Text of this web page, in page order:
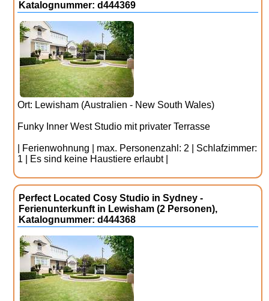
Katalognummer: d444369
Ort: Lewisham (Australien - New South Wales)
Funky Inner West Studio mit privater Terrasse
| Ferienwohnung | max. Personenzahl: 2 | Schlafzimmer:
1 | Es sind keine Haustiere erlaubt |
Perfect Located Cosy Studio in Sydney -
Ferienunterkunft in Lewisham (2 Personen),
Katalognummer: d444368